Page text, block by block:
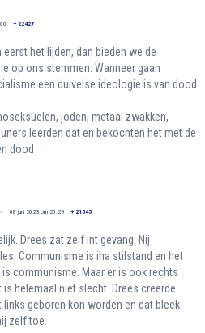
+ 22427
eerst het lijden, dan bieden we de
op ons stemmen. Wanneer gaan
een duivelse ideologie is van dood
joden, metaal zwakken,
leerden dat en bekochten het met de
dood
08 juni 2023 om 20:29 + 21545
Drees zat zelf int gevang. Nij
Communisme is iha stilstand en het
communisme. Maar er is ook rechts
is helemaal niet slecht. Drees creerde
geboren kon worden en dat bleek
zelf toe.